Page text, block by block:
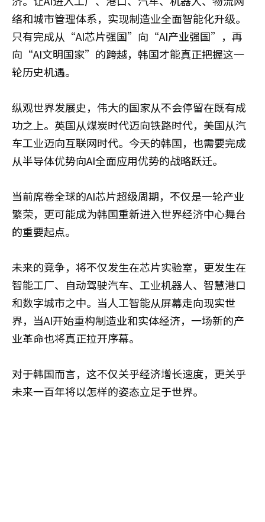
络和城市管理体系，实现制造业全面智能化升级。
只有完成从“AI芯片强国”向“AI产业强国”，再
向“AI文明国家”的跨越，韩国才能真正把握这一
轮历史机遇。
纵观世界发展史，伟大的国家从不会停留在既有成
功之上。英国从煤炭时代迈向铁路时代，美国从汽
车工业迈向互联网时代。今天的韩国，也需要完成
从半导体优势向AI全面应用优势的战略跃迁。
当前席卷全球的AI芯片超级周期，不仅是一轮产业
繁荣，更可能成为韩国重新进入世界经济中心舞台
的重要起点。
未来的竞争，将不仅发生在芯片实验室，更发生在
智能工厂、自动驾驶汽车、工业机器人、智慧港口
和数字城市之中。当人工智能从屏幕走向现实世
界，当AI开始重构制造业和实体经济，一场新的产
业革命也将真正拉开序幕。
对于韩国而言，这不仅关乎经济增长速度，更关乎
未来一百年将以怎样的姿态立足于世界。